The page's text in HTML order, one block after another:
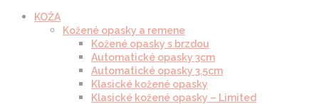
KOŽA
Kožené opasky a remene
Kožené opasky s brzdou
Automatické opasky 3cm
Automatické opasky 3.5cm
Klasické kožené opasky
Klasické kožené opasky – Limited